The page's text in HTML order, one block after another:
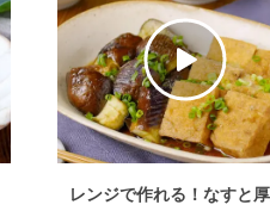
レンジで作れる！なすと